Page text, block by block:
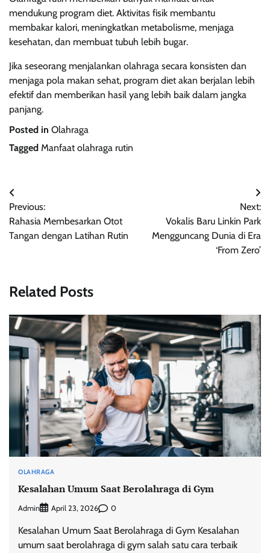
mendukung program diet. Aktivitas fisik membantu
membakar kalori, meningkatkan metabolisme, menjaga
kesehatan, dan membuat tubuh lebih bugar.
Jika seseorang menjalankan olahraga secara konsisten dan
menjaga pola makan sehat, program diet akan berjalan lebih
efektif dan memberikan hasil yang lebih baik dalam jangka
panjang.
Posted in Olahraga
Tagged Manfaat olahraga rutin
Navigasi
pos
Previous:
Rahasia Membesarkan Otot
Tangan dengan Latihan Rutin
Next:
Vokalis Baru Linkin Park
Mengguncang Dunia di Era
‘From Zero’
Related Posts
OLAHRAGA
Kesalahan Umum Saat Berolahraga di Gym
Admin April 23, 2026 0
Kesalahan Umum Saat Berolahraga di Gym Kesalahan
umum saat berolahraga di gym salah satu cara terbaik